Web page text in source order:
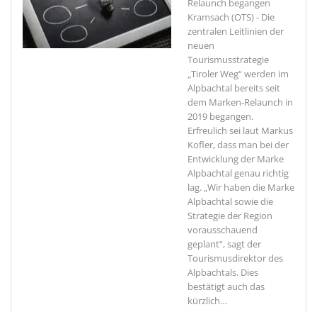
Relaunch begangen
Kramsach (OTS) - Die
zentralen Leitlinien der
neuen
Tourismusstrategie
„Tiroler Weg“ werden im
Alpbachtal bereits seit
dem Marken-Relaunch in
2019 begangen.
Erfreulich sei laut Markus
Kofler, dass man bei der
Entwicklung der Marke
Alpbachtal genau richtig
lag. „Wir haben die Marke
Alpbachtal sowie die
Strategie der Region
vorausschauend
geplant“, sagt der
Tourismusdirektor des
Alpbachtals. Dies
bestätigt auch das
kürzlich…